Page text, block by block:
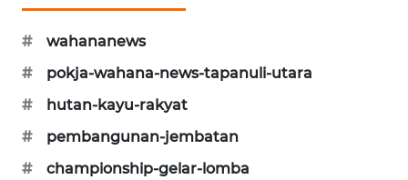
#
wahananews
#
pokja-wahana-news-tapanuli-utara
#
hutan-kayu-rakyat
#
pembangunan-jembatan
#
championship-gelar-lomba
BERAMPU
ANUGERAH
AKHLAK